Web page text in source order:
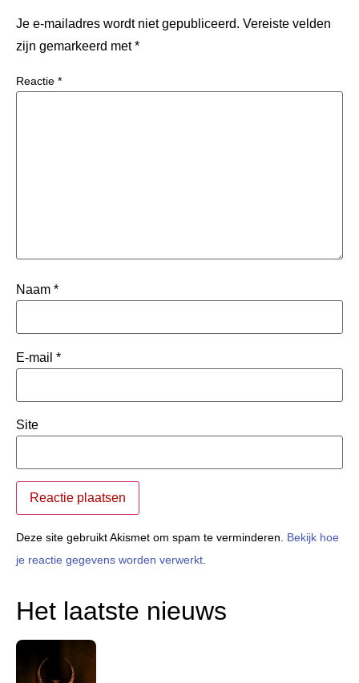
Je e-mailadres wordt niet gepubliceerd. Vereiste velden
zijn gemarkeerd met*
Reactie *
Naam *
E-mail *
Site
Deze site gebruikt Akismet om spam te verminderen. Bekijk hoe
je reactie gegevens worden verwerkt
Het laatste nieuws